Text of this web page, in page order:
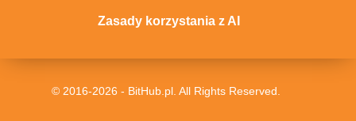
Zasady korzystania z AI
© 2016-2026 - BitHub.pl. All Rights Reserved.